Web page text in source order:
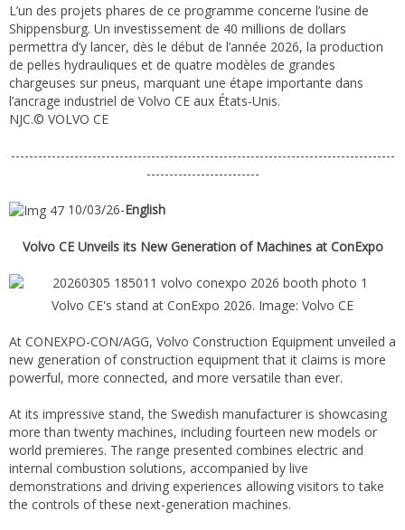
L’un des projets phares de ce programme concerne l’usine de
Shippensburg. Un investissement de 40 millions de dollars
permettra d’y lancer, dès le début de l’année 2026, la production
de pelles hydrauliques et de quatre modèles de grandes
chargeuses sur pneus, marquant une étape importante dans
l’ancrage industriel de Volvo CE aux États-Unis.
NJC.© VOLVO CE
-------------------------------------------------------------------------------------
-------------------------
10/03/26-English
Volvo CE Unveils its New Generation of Machines at ConExpo
Volvo CE's stand at ConExpo 2026. Image: Volvo CE
At CONEXPO-CON/AGG, Volvo Construction Equipment unveiled a
new generation of construction equipment that it claims is more
powerful, more connected, and more versatile than ever.
At its impressive stand, the Swedish manufacturer is showcasing
more than twenty machines, including fourteen new models or
world premieres. The range presented combines electric and
internal combustion solutions, accompanied by live
demonstrations and driving experiences allowing visitors to take
the controls of these next-generation machines.